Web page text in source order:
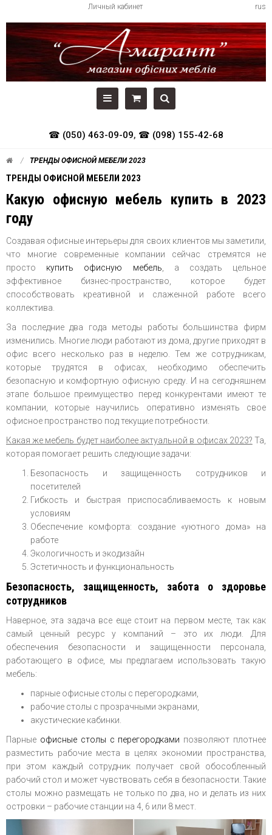
rus
Личный кабинет
☎ (050) 463-09-09, ☎ (098) 155-42-68
ТРЕНДЫ ОФИСНОЙ МЕБЕЛИ 2023
ТРЕНДЫ ОФИСНОЙ МЕБЕЛИ 2023
Какую офисную мебель купить в 2023
году
Создавая офисные интерьеры для своих клиентов мы заметили,
что многие современные компании сейчас стремятся не
просто купить офисную мебель , а создать цельное
эффективное бизнес-пространство, которое будет
способствовать креативной и слаженной работе всего
коллектива.
За последние два года методы работы большинства фирм
изменились. Многие люди работают из дома, другие приходят в
офис всего несколько раз в неделю. Тем же сотрудникам,
которые трудятся в офисах, необходимо обеспечить
безопасную и комфортную офисную среду. И на сегодняшнем
этапе большое преимущество перед конкурентами имеют те
компании, которые научились оперативно изменять свое
офисное пространство под текущие потребности.
Какая же мебель будет наиболее актуальной в офисах 2023? Та,
которая помогает решить следующие задачи:
Безопасность и защищенность сотрудников и
посетителей
Гибкость и быстрая приспосабливаемость к новым
условиям
Обеспечение комфорта: создание «уютного дома» на
работе
Экологичность и экодизайн
Эстетичность и функциональность
Безопасность, защищенность, забота о здоровье
сотрудников
Наверное, эта задача все еще стоит на первом месте, так как
самый ценный ресурс у компаний – это их люди. Для
обеспечения безопасности и защищенности персонала,
работающего в офисе, мы предлагаем использовать такую
мебель:
парные офисные столы с перегородками,
рабочие столы с прозрачными экранами,
акустические кабинки.
Парные офисные столы с перегородками позволяют плотнее
разместить рабочие места в целях экономии пространства,
при этом каждый сотрудник получает свой обособленный
рабочий стол и может чувствовать себя в безопасности. Такие
столы можно размещать не только по два, но и делать из них
островки – рабочие станции на 4, 6 или 8 мест.